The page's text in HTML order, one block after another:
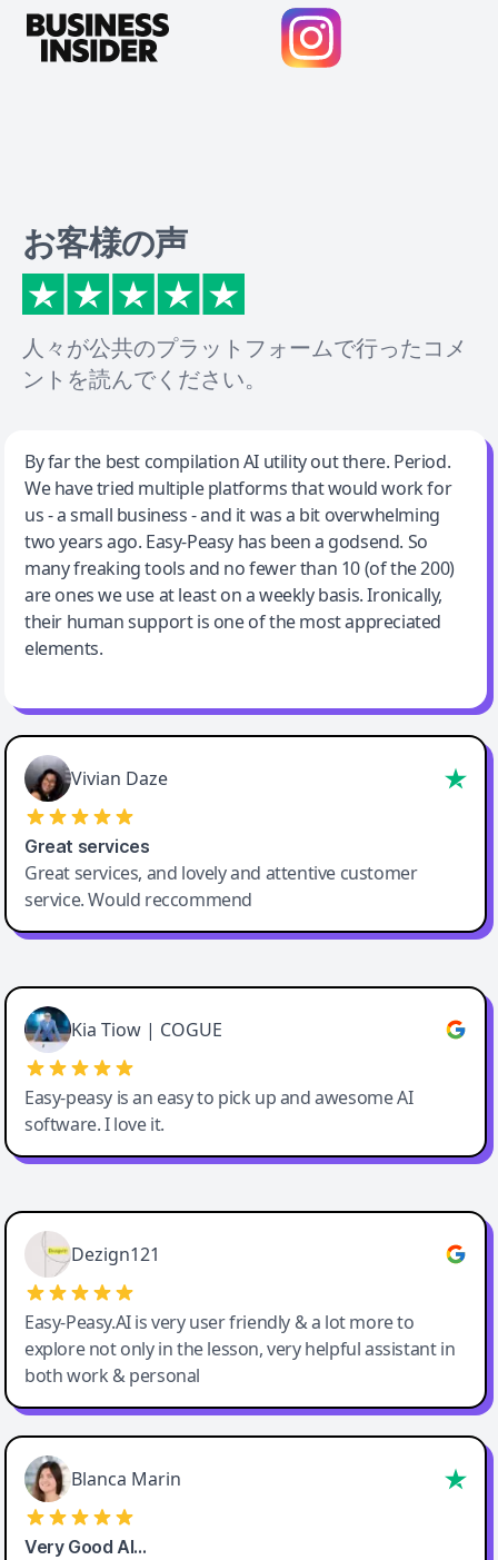
お客様の声
人々が公共のプラットフォームで行ったコメ
ントを読んでください。
Jeff Wilson
By far the best compilation AI utility
By far the best compilation AI utility out there. Period.
We have tried multiple platforms that would work for
us - a small business - and it was a bit overwhelming
two years ago. Easy-Peasy has been a godsend. So
many freaking tools and no fewer than 10 (of the 200)
are ones we use at least on a weekly basis. Ironically,
their human support is one of the most appreciated
elements.
Vivian Daze
Great services
Great services, and lovely and attentive customer
service. Would reccommend
Cody Crabb
Great service, Best AI tool
Kia Tiow | COGUE
Easy-peasy is an easy to pick up and awesome AI
software. I love it.
Easy-Peasy AI
Dezign121
Easy-Peasy.AI is very user friendly & a lot more to
explore not only in the lesson, very helpful assistant in
both work & personal
Blanca Marin
Very Good AI…